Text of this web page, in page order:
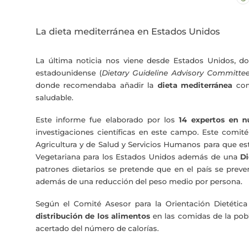
La dieta mediterránea en Estados Unidos
La última noticia nos viene desde Estados Unidos,
estadounidense (Dietary Guideline Advisory
donde recomendaba añadir la dieta mediterránea
saludable.
Este informe fue elaborado por los14 expertos en
investigaciones científicas en este campo. Este
Agricultura y de Salud y Servicios Humanos para que
Vegetariana para los Estados Unidos además de una
patrones dietarios se pretende que en el país se
además de una reducción del peso medio por persona.
Según el Comité Asesor para la Orientación
distribución de los alimentosen las comidas de la
acertado del número de calorías.